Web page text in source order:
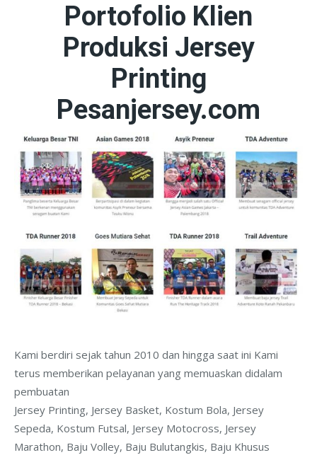
Portofolio Klien
Produksi Jersey
Printing
Pesanjersey.com
Kami berdiri sejak tahun 2010 dan hingga saat ini Kami
terus memberikan pelayanan yang memuaskan didalam
pembuatan
Jersey Printing, Jersey Basket, Kostum Bola, Jersey
Sepeda, Kostum Futsal, Jersey Motocross, Jersey
Marathon, Baju Volley, Baju Bulutangkis, Baju Khusus